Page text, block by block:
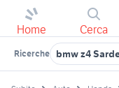
Home Cerca
Ricerche bmw z4